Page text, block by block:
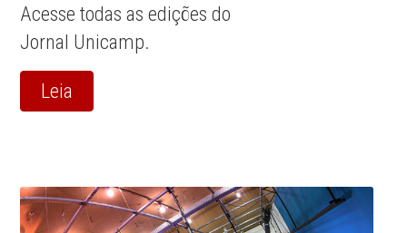
Acesse todas as edições do
Jornal Unicamp.
Leia